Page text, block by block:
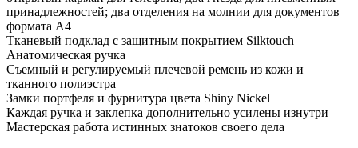
принадлежностей; два отделения на молнии для документов
формата А4
Тканевый подклад с защитным покрытием Silktouch
Анатомическая ручка
Съемный и регулируемый плечевой ремень из кожи и
тканного полиэстра
Замки портфеля и фурнитура цвета Shiny Nickel
Каждая ручка и заклепка дополнительно усилены изнутри
Мастерская работа истинных знатоков своего дела